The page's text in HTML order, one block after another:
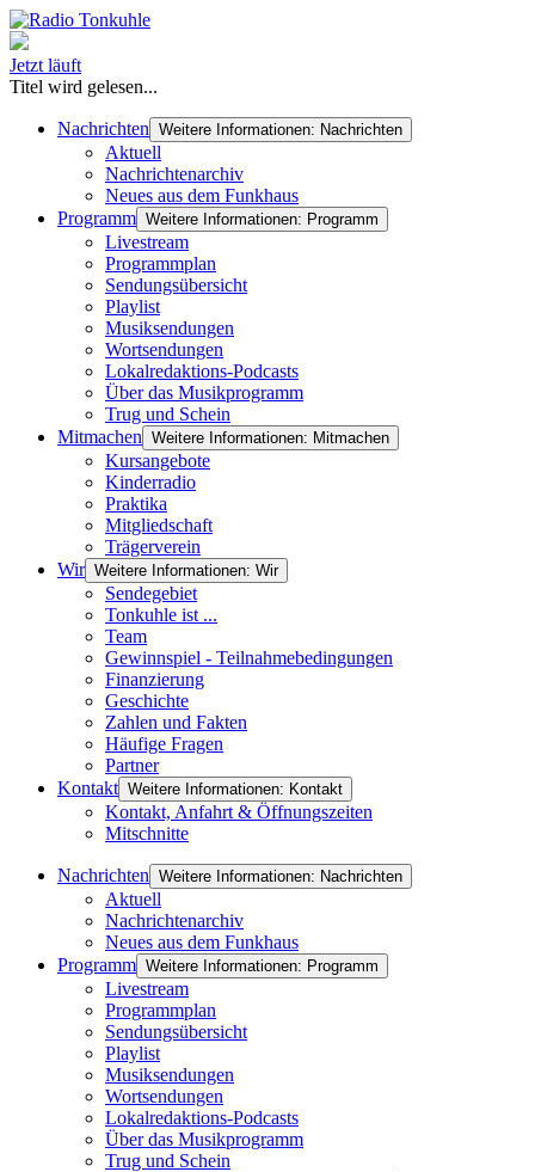
Jetzt läuft
Titel wird gelesen...
Nachrichten Weitere Informationen: Nachrichten
Aktuell
Nachrichtenarchiv
Neues aus dem Funkhaus
Programm Weitere Informationen: Programm
Livestream
Programmplan
Sendungsübersicht
Playlist
Musiksendungen
Wortsendungen
Lokalredaktions-Podcasts
Über das Musikprogramm
Trug und Schein
Mitmachen Weitere Informationen: Mitmachen
Kursangebote
Kinderradio
Praktika
Mitgliedschaft
Trägerverein
Wir Weitere Informationen: Wir
Sendegebiet
Tonkuhle ist ...
Team
Gewinnspiel - Teilnahmebedingungen
Finanzierung
Geschichte
Zahlen und Fakten
Häufige Fragen
Partner
Kontakt Weitere Informationen: Kontakt
Kontakt, Anfahrt & Öffnungszeiten
Mitschnitte
Nachrichten Weitere Informationen: Nachrichten
Aktuell
Nachrichtenarchiv
Neues aus dem Funkhaus
Programm Weitere Informationen: Programm
Livestream
Programmplan
Sendungsübersicht
Playlist
Musiksendungen
Wortsendungen
Lokalredaktions-Podcasts
Über das Musikprogramm
Trug und Schein